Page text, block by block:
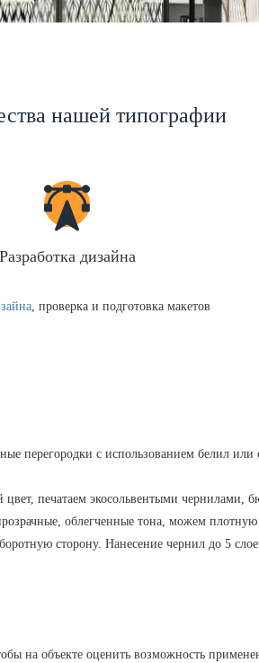
нашей типографии
Разработка дизайна
, проверка и подготовка макетов
перегородки с использованием белил
печатаем экосольвентыми чернилами,
облегченные тона, можем плотную
сторону. Нанесение чернил до 5
на объекте оценить возможность